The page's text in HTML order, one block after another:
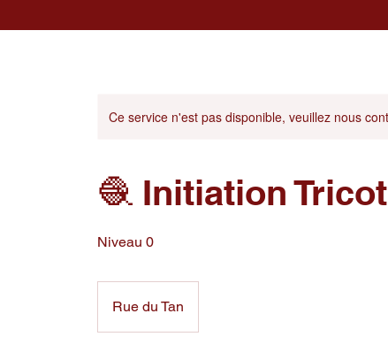
Ce service n'est pas disponible, veuillez nous
🧶 Initiation
Niveau 0
Rue du Tan